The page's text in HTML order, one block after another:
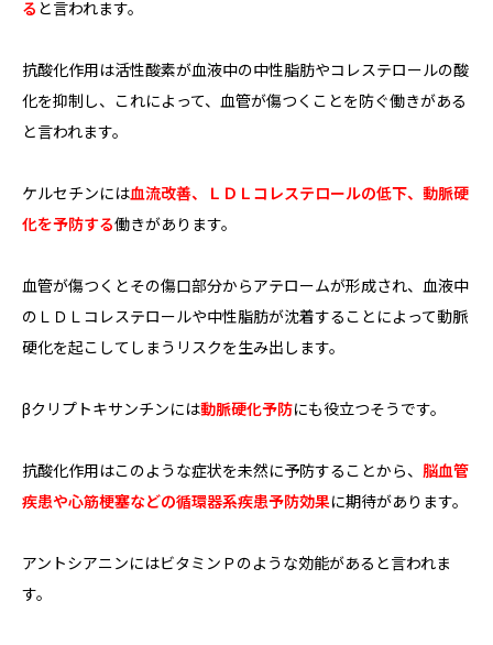
る と言われます。
抗酸化作用は活性酸素が血液中の中性脂肪やコレステロールの酸
化を抑制し、これによって、血管が傷つくことを防ぐ働きがある
と言われます。
ケルセチンには血流改善、ＬＤＬコレステロールの低下、動脈硬
化を予防する働きがあります。
血管が傷つくとその傷口部分からアテロームが形成され、血液中
のＬＤＬコレステロールや中性脂肪が沈着することによって動脈
硬化を起こしてしまうリスクを生み出します。
βクリプトキサンチンには動脈硬化予防にも役立つそうです。
抗酸化作用はこのような症状を未然に予防することから、 脳血管
疾患や心筋梗塞などの循環器系疾患予防効果に期待があります。
アントシアニンにはビタミンＰのような効能があると言われま
す。